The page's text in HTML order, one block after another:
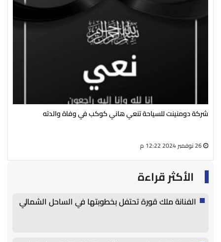
شركة دومنينت للسياحة تنعي هاني كوكب في وفاة والدته
الأكثر قراءة
الفنانة ملك قورة تحتفل بخطوبتها في الساحل الشمالي